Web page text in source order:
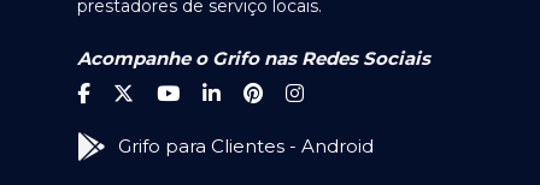
prestadores de serviço locais.
Acompanhe o Grifo nas Redes Sociais
Grifo para Clientes - Android